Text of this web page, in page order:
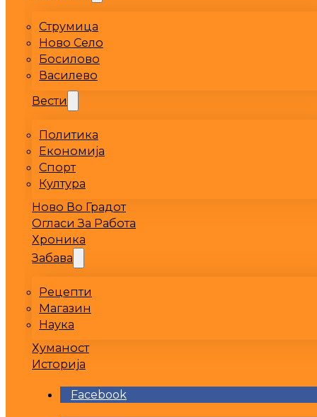
Струмица
Ново Село
Босилово
Василево
Вести
Политика
Економија
Спорт
Култура
Ново Во Градот
Огласи За Работа
Хроника
Забава
Рецепти
Магазин
Наука
Хуманост
Историја
Facebook